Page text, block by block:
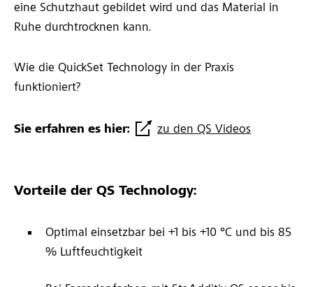
eine Schutzhaut gebildet wird und das Material in
Ruhe durchtrocknen kann.
Wie die QuickSet Technology in der Praxis
funktioniert?
Sie erfahren es hier: zu den QS Videos
Vorteile der QS Technology:
Optimal einsetzbar bei +1 bis +10 °C und bis 85
% Luftfeuchtigkeit